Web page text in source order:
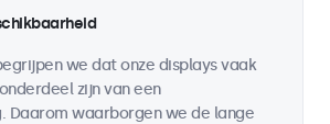
we dat onze displays vaak
zijn van een
Daarom waarborgen we de lange